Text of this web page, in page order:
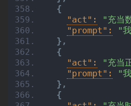
{
"act":
"充当
"prompt":
"
} ,
{
"act":
"充当
"prompt":
"
} ,
{